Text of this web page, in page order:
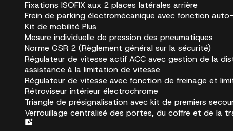
Fixations ISOFIX aux 2 places latérales arrière
Frein de parking électromécanique avec fonction
Kit de mobilité Plus
Mesure individuelle de pression des pneumatiques
Norme GSR 2 (Règlement général sur la sécurité)
Régulateur de vitesse actif ACC avec gestion de la
assistance à la limitation de vitesse
Régulateur de vitesse avec fonction de freinage et
Rétroviseur intérieur électrochrome
Triangle de présignalisation avec kit de premiers
Verrouillage centralisé des portes, du coffre et de la